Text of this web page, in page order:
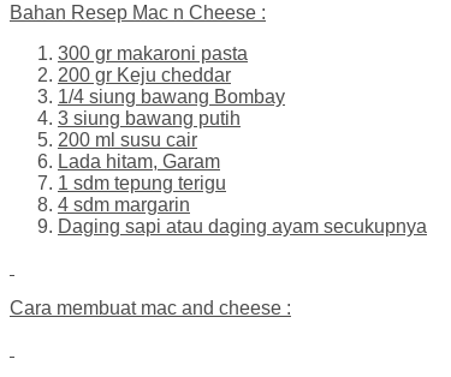
Bahan Resep Mac n Cheese :
300 gr makaroni pasta
200 gr Keju cheddar
1/4 siung bawang Bombay
3 siung bawang putih
200 ml susu cair
Lada hitam, Garam
1 sdm tepung terigu
4 sdm margarin
Daging sapi atau daging ayam secukupnya
Cara membuat mac and cheese :